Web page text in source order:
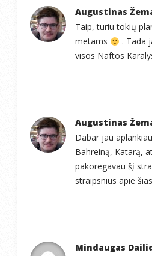
Augustinas
Taip, turiu tokių
metams
. Tada
visos Naftos
Augustinas
Dabar jau
Bahreiną, Katarą,
pakoregavau šį
straipsnius apie
Mindaugas